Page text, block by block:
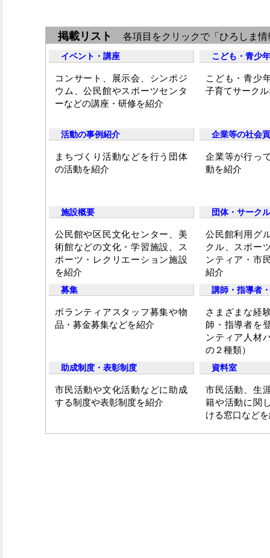
掲載リスト 各項目をクリックで「ひろしま情
イベント・講座
コンサート、展示会、シンポジ
ウム、公民館やスポーツセンタ
ーなどの講座・研修を紹介
こども・青少
こども・青少
子育てサーク
活動の事例紹介
まちづくり活動などを行う団体
の活動を紹介
企業等の社会
企業等が行っ
動を紹介
施設概要
公民館や区民文化センター、美
術館などの文化・学習施設、ス
ポーツ・レクリエーション施設
を紹介
団体・サークル
公民館利用グ
クル、スポー
ンティア・市
紹介
募集
ボランティアスタッフ募集や物
品・募金募集などを紹介
講師・指導者
さまざまな経
師・指導者を
ンティア人材
の２種類）
助成制度・表彰制度
市民活動や文化活動などに助成
する制度や表彰制度を紹介
資料室
市民活動、生
籍や活動に関
ける窓口など